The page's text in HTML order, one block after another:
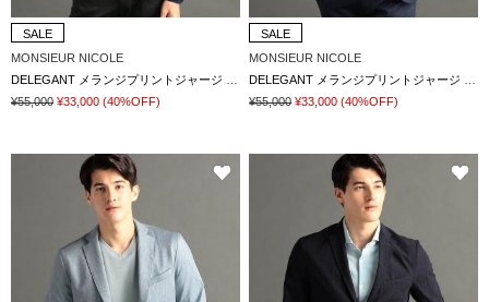
SALE
MONSIEUR NICOLE
¥55,000 ¥33,000 (40%OFF)
SALE
MONSIEUR NICOLE
¥55,000 ¥33,000 (40%OFF)